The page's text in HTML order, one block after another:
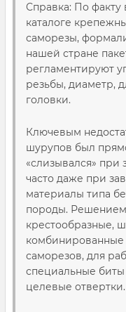
Справка: По факту
каталоге
саморезы,
нашей стране
регламентируют
резьбы, диаметр,
головки.
Ключевым
шурупов был
«слизывался» при
часто даже при
материалы типа
породы.
крестообразные,
комбинированные
саморезов, для
специальные
целевые отвертки.